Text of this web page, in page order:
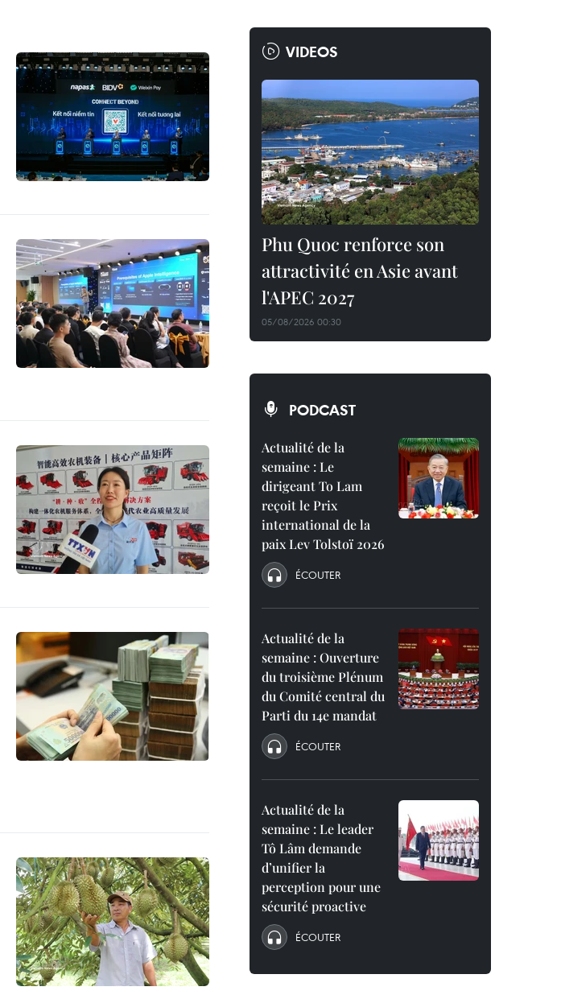
VIDEOS
Phu Quoc renforce son
attractivité en Asie avant
l'APEC 2027
05/08/2026 00:30
PODCAST
Actualité de la
semaine : Le
dirigeant To Lam
reçoit le Prix
international de la
paix Lev Tolstoï 2026
ÉCOUTER
Actualité de la
semaine : Ouverture
du troisième Plénum
du Comité central du
Parti du 14e mandat
ÉCOUTER
Actualité de la
semaine : Le leader
Tô Lâm demande
d’unifier la
perception pour une
sécurité proactive
ÉCOUTER